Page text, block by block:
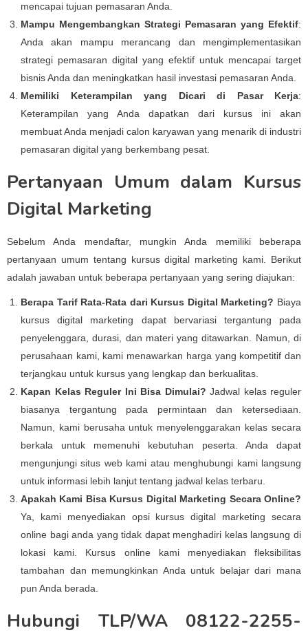
mencapai tujuan pemasaran Anda.
Mampu Mengembangkan Strategi Pemasaran yang Efektif:
Anda akan mampu merancang dan mengimplementasikan
strategi pemasaran digital yang efektif untuk mencapai target
bisnis Anda dan meningkatkan hasil investasi pemasaran Anda.
Memiliki Keterampilan yang Dicari di Pasar Kerja:
Keterampilan yang Anda dapatkan dari kursus ini akan
membuat Anda menjadi calon karyawan yang menarik di industri
pemasaran digital yang berkembang pesat.
Pertanyaan Umum dalam Kursus
Digital Marketing
Sebelum Anda mendaftar, mungkin Anda memiliki beberapa
pertanyaan umum tentang kursus digital marketing kami. Berikut
adalah jawaban untuk beberapa pertanyaan yang sering diajukan:
Berapa Tarif Rata-Rata dari Kursus Digital Marketing? Biaya
kursus digital marketing dapat bervariasi tergantung pada
penyelenggara, durasi, dan materi yang ditawarkan. Namun, di
perusahaan kami, kami menawarkan harga yang kompetitif dan
terjangkau untuk kursus yang lengkap dan berkualitas.
Kapan Kelas Reguler Ini Bisa Dimulai? Jadwal kelas reguler
biasanya tergantung pada permintaan dan ketersediaan.
Namun, kami berusaha untuk menyelenggarakan kelas secara
berkala untuk memenuhi kebutuhan peserta. Anda dapat
mengunjungi situs web kami atau menghubungi kami langsung
untuk informasi lebih lanjut tentang jadwal kelas terbaru.
Apakah Kami Bisa Kursus Digital Marketing Secara Online?
Ya, kami menyediakan opsi kursus digital marketing secara
online bagi anda yang tidak dapat menghadiri kelas langsung di
lokasi kami. Kursus online kami menyediakan fleksibilitas
tambahan dan memungkinkan Anda untuk belajar dari mana
pun Anda berada.
Hubungi TLP/WA 08122-2255-